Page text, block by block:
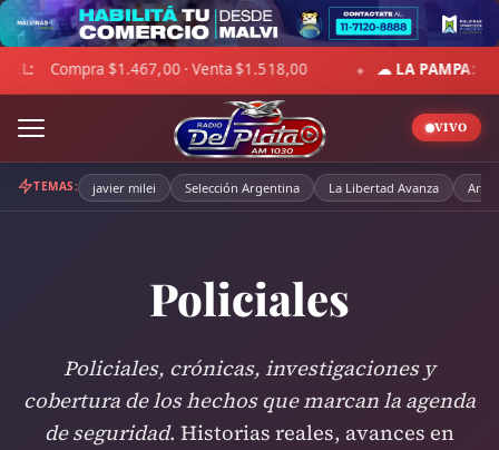
Skip
to
content
Sensación 6°C · Cielo despejado · Viento 15 km/h · Hum. 53%
VIVO
TEMAS: javier milei Selección Argentina La Libertad Avanza
Policiales
Policiales, crónicas, investigaciones y
cobertura de los hechos que marcan la agenda
de seguridad. Historias reales, avances en